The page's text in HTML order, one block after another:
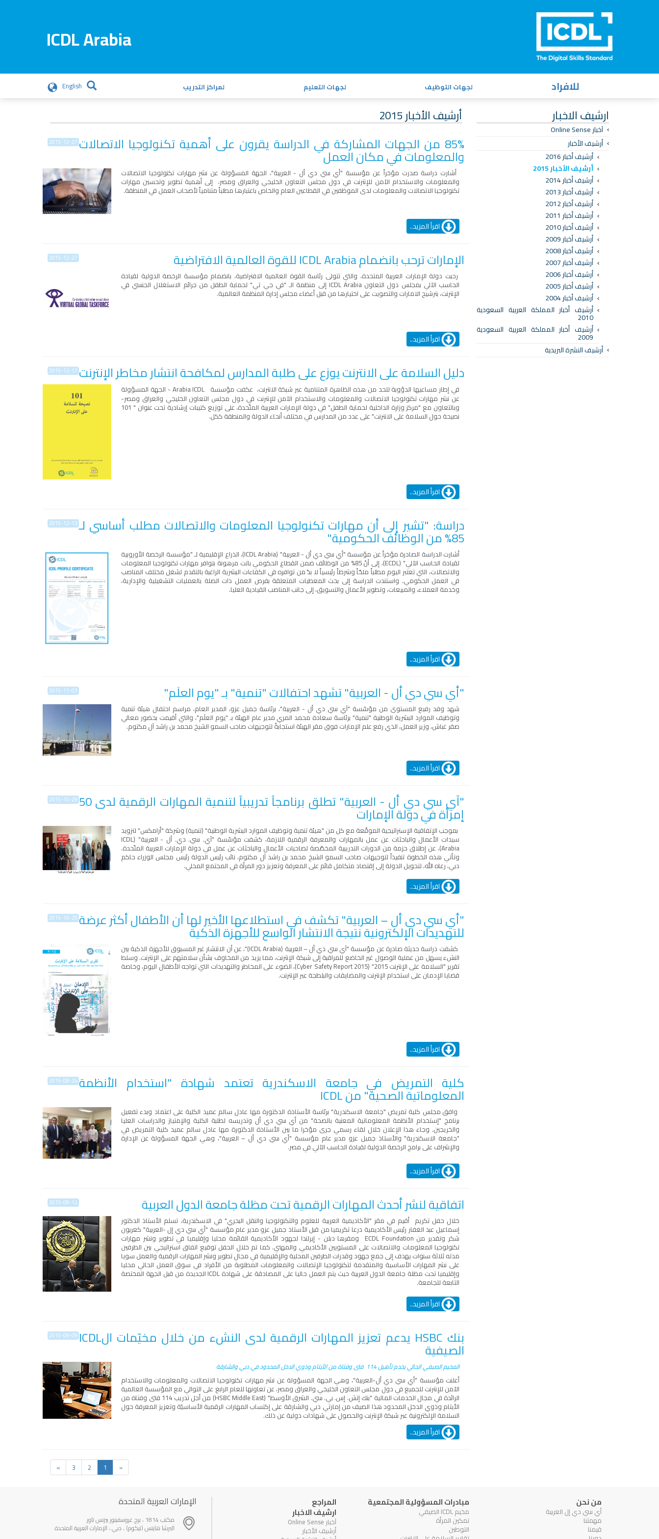
ICDL Arabia
للافراد لجهات التوظيف لجهات التعليم لمراكز التدريب English
ارشيف الاخبار
آخبار Online Sense
أرشيف الأخبار
أرشيف أخبار 2016
أرشيف الأخبار 2015
أرشيف أخبار 2014
أرشيف أخبار 2013
أرشيف أخبار 2012
أرشيف أخبار 2011
أرشيف أخبار 2010
أرشيف أخبار 2009
أرشيف أخبار 2008
أرشيف أخبار 2007
أرشيف أخبار 2006
أرشيف أخبار 2005
أرشيف أخبار 2004
أرشيف أخبار المملكة العربية السعودية
2010
أرشيف أخبار المملكة العربية السعودية
2009
أرشيف النشرة البريدية
أرشيف الأخبار 2015
2015-12-27 85% من الجهات المشاركة في الدراسة يقرون على أهمية تكنولوجيا الاتصالات
والمعلومات في مكان العمل
أشارت دراسة صدرت مؤخراً عن مؤسسة "أي سي دي أل - العربية"، الجهة المسؤولة عن نشر مهارات تكنولوجيا الاتصالات
والمعلومات والاستخدام الآمن للإنترنت في دول مجلس التعاون الخليجي والعراق ومصر، إلى أهمية تطوير وتحسين مهارات
تكنولوجيا الاتصالات والمعلومات لدى الموظفين في القطاعين العام والخاص باعتبارها مطلباً متنامياً لأصحاب العمل في المنطقة.
اقرأ المزيد..
2015-12-27 الإمارات ترحب بانضمام ICDL Arabia للقوة العالمية الافتراضية
رحبت دولة الإمارات العربية المتحدة، والتي تتولى رئاسة القوة العالمية الافتراضية، بانضمام مؤسسة الرخصة الدولية لقيادة
الحاسب الآلي بمجلس دول التعاون ICDL Arabiaإلى منظمة الـ "في جي تي" لحماية الطفل من جرائم الاستغلال الجنسي في
الإنترنت، بترشيح الامارات والتصويت على اختيارها من قبل أعضاء مجلس إدارة المنظمة العالمية.
اقرأ المزيد..
2015-12-17 دليل السلامة على الانترنت يوزع على طلبة المدارس لمكافحة انتشار مخاطر الإنترنت
في إطار مساعيها الدؤوبة للحد من هذه الظاهرة المتنامية عبر شبكة الانترنت، عكفت مؤسسة ICDL
Arabia - الجهة المسؤولة
عن نشر مهارات تكنولوجيا الاتصالات والمعلومات والاستخدام الآمن للإنترنت في دول مجلس التعاون الخليجي والعراق ومصر-
وبالتعاون مع "مركز وزارة الداخلية لحماية الطفل" في دولة الإمارات العربية المتّحدة، على توزيع كتيبات إرشادية تحت عنوان " 101
نصيحة حول السلامة على الانترنت" على عدد من المدارس في مختلف أنحاء الدولة والمنطقة ككل.
اقرأ المزيد..
2015-12-13 دراسة: "تشير إلى أن مهارات تكنولوجيا المعلومات والاتصالات مطلب أساسي لـ
85% من الوظائف الحكومية"
أشارت الدراسة الصادرة مؤخراً عن مؤسسة "أي سي دي أل - العربية" (ICDL Arabia)، الذراع الإقليمية لـ "مؤسسة الرخصة الأوروبية
لقيادة الحاسب الآلي" (ECDL )، إلى أنّ 85% من الوظائف ضمن القطاع الحكومي باتت مرهونة بتوافر مهارات تكنولوجيا المعلومات
والاتصالات، التي تعتبر اليوم مطلباً ملحّاً وشرطاً رئيسياً لا بدّ من توافره في الكفاءات البشرية الراغبة بالتقدم لشغل مختلف المناصب
في العمل الحكومي. واستندت الدراسة إلى بحث المعطيات المتعلقة بفرص العمل ذات الصلة بالعمليات التشغيلية والإدارية،
وخدمة العملاء، والمبيعات، وتطوير الأعمال والتسويق، إلى جانب المناصب القيادية العليا.
اقرأ المزيد..
2015-11-03 "أي سي دي أل - العربية" تشهد احتفالات "تنمية" بـ "يوم العلَم"
شهد وفد رفيع المستوى من مؤسّسة "آي سي دي أل - العربية"، برئاسة جميل عزو، المدير العام، مراسم احتفال هيئة تنمية
وتوظيف الموارد البشرية الوطنية "تنمية" برئاسة سعادة محمد المري مدير عام الهيئة بـ "يوم العلَم"، والتي أقيمت بحضور معالي
صقر غباش، وزير العمل، الذي رفع علم الإمارات فوق مقر الهيئة استجابةً لتوجيهات صاحب السمو الشيخ محمد بن راشد آل مكتوم.
اقرأ المزيد..
2015-10-29 "آي سي دي أل - العربية" تطلق برنامجاً تدريبياً لتنمية المهارات الرقمية لدى 50
إمرأة في دولة الإمارات
بموجب الإتفاقية الإستراتيجية الموقّعة مع كل من "هيئة تنمية وتوظيف الموارد البشرية الوطنية" (تنمية) وشركة "أرامكس" لتزويد
سيدات الأعمال والباحثات عن عمل بالمهارات والمعرفة الرقمية اللازمة، كشفت مؤسّسة "آي. سي. دي. أل - العربية" (ICDL
Arabia)، عن إطلاق حزمة من الدورات التدريبية المخصّصة لصاحبات الأعمال والباحثات عن عمل في دولة الإمارات العربية المتّحدة.
وتأتي هذه الخطوة تنفيذاً لتوجيهات صاحب السمو الشيخ محمد بن راشد آل مكتوم، نائب رئيس الدولة رئيس مجلس الوزراء حاكم
دبي، رعاه الله، لتحويل الدولة إلى إقتصاد متكامل قائم على المعرفة وتعزيز دور المرأة في المجتمع المحلي.
اقرأ المزيد..
2015-10-29 "أي سي دي أل – العربية" تكشف في استطلاعها الأخير لها أن الأطفال أكثر عرضة
للتهديدات الإلكترونية نتيجة الانتشار الواسع للأجهزة الذكية
كشفت دراسة حديثة صادرة عن مؤسسة "آي سي دي أل – العربية (ICDL Arabia)"، عن أن الانتشار غير المسبوق للأجهزة الذكية بين
النشء يسهل من عملية الوصول غير الخاضع للمراقبة إلى شبكة الإنترنت، مما يزيد من المخاوف بشأن سلامتهم على الإنترنت. وسلط
تقرير "السلامة على الإنترنت 2015" ( Cyber Safety Report 2015)، الضوء على المخاطر والتهديدات التي تواجه الأطفال اليوم، وخاصة
قضايا الإدمان على استخدام الإنترنت والمضايقات والبلطجة عبر الإنترنت.
اقرأ المزيد..
2015-08-24 كلية التمريض في جامعة الاسكندرية تعتمد شهادة "استخدام الأنظمة
المعلوماتية الصحية" من ICDL
وافق مجلس كلية تمريض "جامعة الاسكندرية" برئاسة الأستاذة الدكتورة مها عادل سالم عميد الكلية على اعتماد وبدء تفعيل
برنامج "إستخدام الأنظمة المعلوماتية المعنية بالصحة" من أي سي دي أل وتدريسه لطلبة الكلية والإمتياز والدراسات العليا
والخريجين. وجاء هذا الإعلان خلال لقاء رسمي جرى مؤخرا ما بين الأستاذة الدكتورة مها عادل سالم عميد كلية التمريض في
"جامعة الاسكندرية" والأستاذ جميل عزو مدير عام مؤسسة "أي سي دي أل – العربية"، وهي الجهة المسؤولة عن الإدارة
والإشراف على برامج الرخصة الدولية لقيادة الحاسب الآلي في مصر.
اقرأ المزيد..
2015-08-12 اتفاقية لنشر أحدث المهارات الرقمية تحت مظلة جامعة الدول العربية
خلال حفل تكريم أقيم في مقر "الأكاديمية العربية للعلوم والتكنولوجيا والنقل البحري" في الاسكندرية، تسلم الأستاذ الدكتور
إسماعيل عبد الغفار رئيس الأكاديمية درعا تكريميا من قبل الأستاذ جميل عزو مدير عام مؤسسة "أي سي دي إل -العربية" كعربون
شكر وتقدير من ECDL Foundation ومقرها دبلن - إيرلندا لجهود الأكاديمية القائمة محليا وإقليميا في تطوير ونشر مهارات
تكنولوجيا المعلومات والاتصالات على المستويين الأكاديمي والمهني. كما تم خلال الحفل توقيع اتفاق استراتيجي بين الطرفين
مدته ثلاثة سنوات يهدف إلى جمع جهود وقدرات الطرفين المحلية والإقليمية في مجال تطوير ونشر المهارات الرقمية والعمل سويا
على نشر المهارات الأساسية والمتقدمة لتكنولوجيا الإتصالات والمعلومات المطلوبة من الأفراد في سوق العمل الحالي محليا
وإقليميا تحت مظلة جامعة الدول العربية حيث يتم العمل حاليا على المصادقة على شهادة ICDL الجديدة من قبل الجهة المختصة
التابعة للجامعة.
اقرأ المزيد..
2015-08-09 بنك HSBC يدعم تعزيز المهارات الرقمية لدى النشء من خلال مخيّمات الICDL
الصيفية
المخيم الصيفي الحالي يخدم تأهيل 114 فتى وفتاة من الأيتام وذوي الدخل المحدود في دبي والشارقة
أعلنت مؤسسة "أي سي دي أل-العربية"، وهي الجهة المسؤولة عن نشر مهارات تكنولوجيا الاتصالات والمعلومات والاستخدام
الآمن للإنترنت للجميع في دول مجلس التعاون الخليجي والعراق ومصر، عن تعاونها للعام الرابع على التوالي مع المؤسسة العالمية
الرائدة في مجال الخدمات المالية "بنك إتش. إس. بي. سي. الشرق الأوسط" (HSBC Middle East) من أجل تدريب 114 فتى وفتاة من
الأيتام وذوي الدخل المحدود هذا الصيف من إمارتي دبي والشارقة على إكتساب المهارات الرقمية الأساسيّة وتعزيز المعرفة حول
السلامة الإلكترونية عبر شبكة الإنترنت والحصول على شهادات دولية عن ذلك.
اقرأ المزيد..
«
1
2
3
»
من نحن
أي سي دي إل العربية
مهمتنا
قيمنا
مبادرات المسؤولية المجتمعية
مخيم ICDL الصيفي
تمكين المرأة
التوطين
المراجع
ارشيف الاخبار
آخبار Online Sense
أرشيف الأخبار
الإمارات العربية المتحدة
مكتب 1814 ، برج غروسفينور بيزنس تاور
البرشا هايتس (تيكوم) ، دبي ، الإمارات العربية المتحدة